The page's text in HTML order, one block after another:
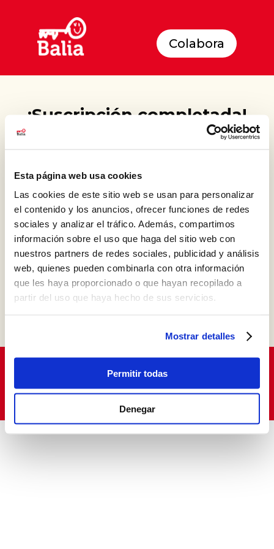
Esta página web usa cookies
Las cookies de este sitio web se usan para personalizar
el contenido y los anuncios, ofrecer funciones de redes
sociales y analizar el tráfico. Además, compartimos
información sobre el uso que haga del sitio web con
nuestros partners de redes sociales, publicidad y análisis
web, quienes pueden combinarla con otra información
que les haya proporcionado o que hayan recopilado a
partir del uso que haya hecho de sus servicios.
Mostrar detalles
Permitir todas
Denegar
Colabora
¡Suscripción completada!
Conoce lo que hacemos
Política de Privacidad
Cookies|Canal de denuncias